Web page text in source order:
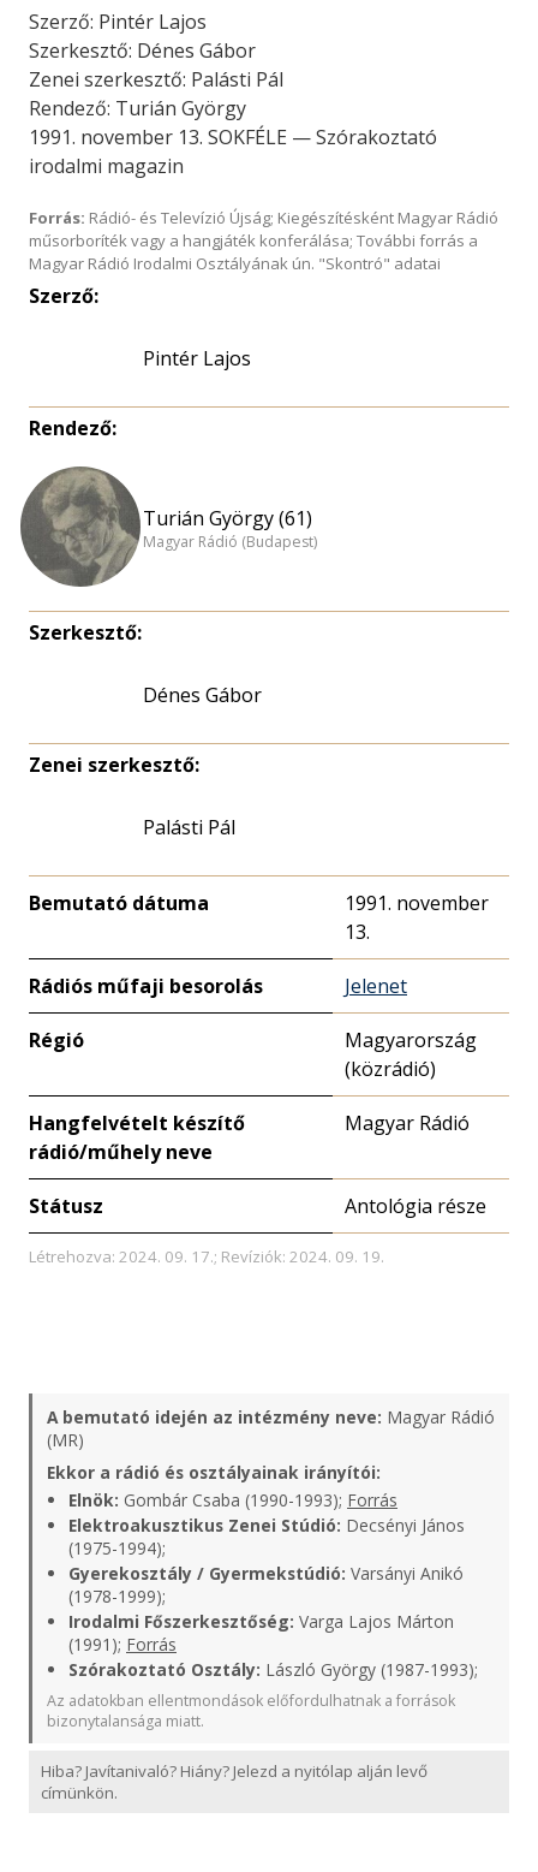
Szerző: Pintér Lajos
Szerkesztő: Dénes Gábor
Zenei szerkesztő: Palásti Pál
Rendező: Turián György
1991. november 13. SOKFÉLE — Szórakoztató
irodalmi magazin
Forrás: Rádió- és Televízió Újság; Kiegészítésként Magyar Rádió
műsorboríték vagy a hangjáték konferálása; További forrás a
Magyar Rádió Irodalmi Osztályának ún. "Skontró" adatai
Szerző:
Pintér Lajos
Rendező:
Turián György (61)
Magyar Rádió (Budapest)
Szerkesztő:
Dénes Gábor
Zenei szerkesztő:
Palásti Pál
Bemutató dátuma
1991. november
13.
Rádiós műfaji besorolás Jelenet
Régió
Magyarország
(közrádió)
Hangfelvételt készítő
rádió/műhely neve
Magyar Rádió
Státusz Antológia része
Létrehozva: 2024. 09. 17.; Revíziók: 2024. 09. 19.
A bemutató idején az intézmény neve: Magyar Rádió
(MR)
Ekkor a rádió és osztályainak irányítói:
Elnök: Gombár Csaba (1990-1993); Forrás
Elektroakusztikus Zenei Stúdió: Decsényi János
(1975-1994);
Gyerekosztály / Gyermekstúdió: Varsányi Anikó
(1978-1999);
Irodalmi Főszerkesztőség: Varga Lajos Márton
(1991); Forrás
Szórakoztató Osztály: László György (1987-1993);
Az adatokban ellentmondások előfordulhatnak a források
bizonytalansága miatt.
Hiba? Javítanivaló? Hiány? Jelezd a nyitólap alján levő
címünkön.